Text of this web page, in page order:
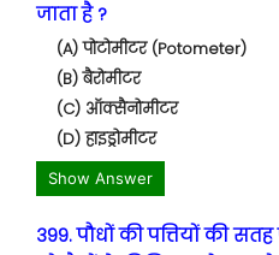
जाता है ?
(A) पोटोमीटर (Potometer)
(B) बैरोमीटर
(C) ऑक्सैनोमीटर
(D) हाइड्रोमीटर
Show Answer
399. पौधों की पत्तियों की